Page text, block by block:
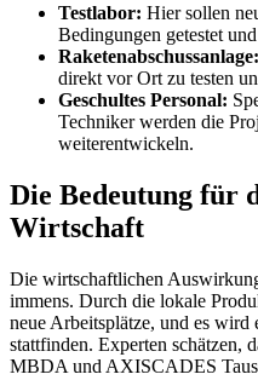
Testlabor: Hier sollen
Bedingungen getestet
Raketenabschussanlage:
direkt vor Ort zu testen
Geschultes Personal:
Techniker werden die
weiterentwickeln.
Die Bedeutung für
Wirtschaft
Die wirtschaftlichen
immens. Durch die lokale
neue Arbeitsplätze, und es wird
stattfinden. Experten schätzen,
MBDA und AXISCADES